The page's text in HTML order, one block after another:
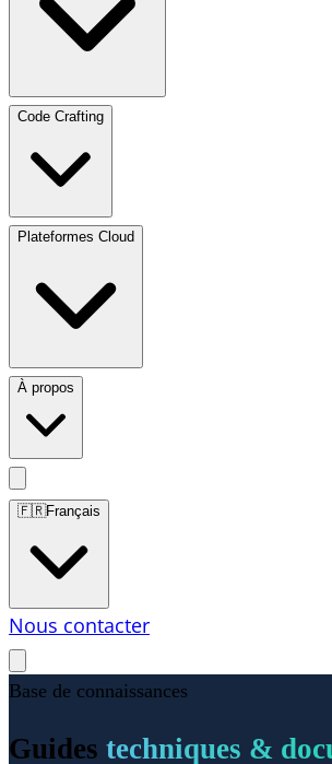
Code Crafting
Plateformes Cloud
À propos
🇫🇷Français
Nous contacter
Base de connaissances
Guides techniques &